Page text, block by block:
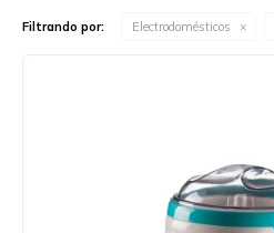
Filtrando por: Electrodomésticos